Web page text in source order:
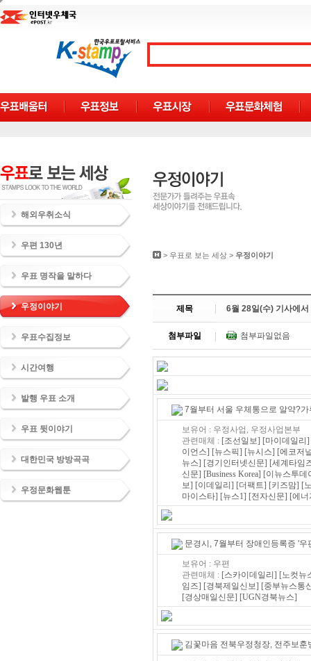
해외우취소식
우편 130년
우표 명작을 말하다
우정이야기
우표수집정보
시간여행
발행 우표 소개
우표 뒷이야기
대한민국 방방곡곡
우정문화웹툰
> 우표로 보는 세상 > 우정이야기
제목 6월 28일(수) 기사에
첨부파일 첨부파일없음
7월부터 서울 우체통으로 알약?
보유어 : 우정사업, 우정사업본부
관련매체 : [조선일보] [마이데일리]
이언스] [뉴스픽] [뉴시스] [에코저
뉴스] [경기인터넷신문] [세계타임
신문] [Business Korea] [이뉴스투데
보] [이데일리] [더팩트] [키즈맘] [
마이스타] [뉴스1] [전자신문] [에
문경시, 7월부터 장애인등록증 '우
보유어 : 우편
관련매체 : [스카이데일리] [노컷뉴
임즈] [경북제일신보] [중부뉴스통
[경상매일신문] [UGN경북뉴스]
김꽃마음 전북우정청장, 전주보훈